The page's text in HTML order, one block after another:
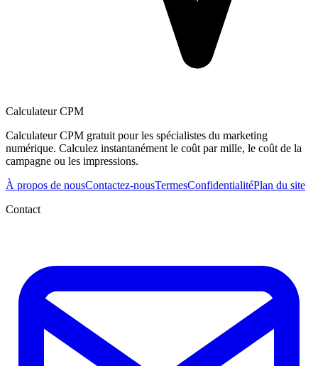
Calculateur CPM
Calculateur CPM gratuit pour les spécialistes du marketing
numérique. Calculez instantanément le coût par mille, le coût de la
campagne ou les impressions.
À propos de nousContactez-nousTermesConfidentialitéPlan du site
Contact